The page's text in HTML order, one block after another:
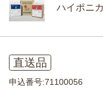
ハイポニ
直送品
申込番号:71100056